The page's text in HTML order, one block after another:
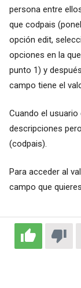
persona entre
que codpais
opción edit,
opciones en la
punto 1) y
campo tiene el
Cuando el usuario
descripciones
(codpais).
Para acceder al
campo que